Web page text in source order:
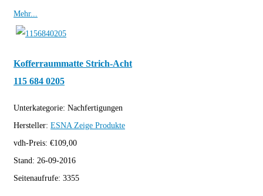
Mehr...
Kofferraummatte Strich-Acht
115 684 0205
Unterkategorie: Nachfertigungen
Hersteller: ESNA Zeige Produkte
vdh-Preis: €109,00
Stand: 26-09-2016
Seitenaufrufe: 3355